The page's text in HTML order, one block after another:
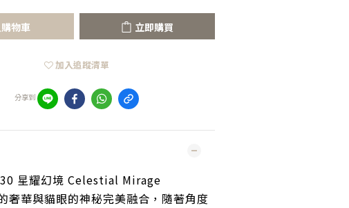
物車 立即購買
加入追蹤清單
分享到
星耀幻境 Celestial Mirage
奢華與貓眼的神秘完美融合，隨著角度